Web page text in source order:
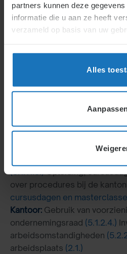
partners kunnen deze
informatie die u aan ze heeft
verzameld op basis van uw
Alles
Keuze lid van raad van
vennootschap
organisaties ten behoeve van
Ontslagbescherming en
Kantonrechtersformule is
Ontbinding
(5.1.11.5.)Opleiding,
over procedures bij de
cursusdagen en
Kantoor: Gebruik van
ondernemingsraad (5.1.2.4.)
arbeidsomstandigheden
arbeidsplaats (2.1.)